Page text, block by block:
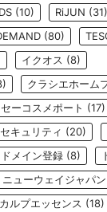
(10) RiJUN (31)
(80)
イクオス (8)
クラシエホーム
ーコスメポート (17)
セキュリティ (20)
ドメイン登録 (8)
ニューウェイジャパン
ルプエッセンス (18)